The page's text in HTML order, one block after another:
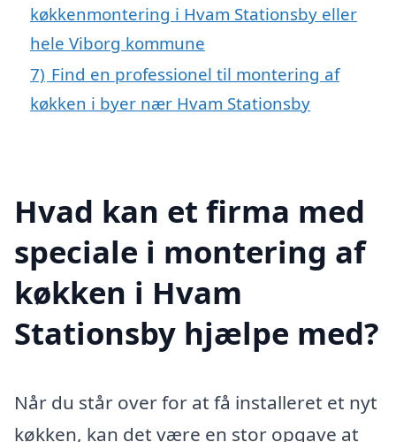
køkkenmontering i Hvam Stationsby eller
hele Viborg kommune
7) Find en professionel til montering af
køkken i byer nær Hvam Stationsby
Hvad kan et firma med
speciale i montering af
køkken i Hvam
Stationsby hjælpe med?
Når du står over for at få installeret et nyt
køkken, kan det være en stor opgave at